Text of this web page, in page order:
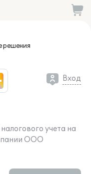
решения
Вход
учета на
ООО